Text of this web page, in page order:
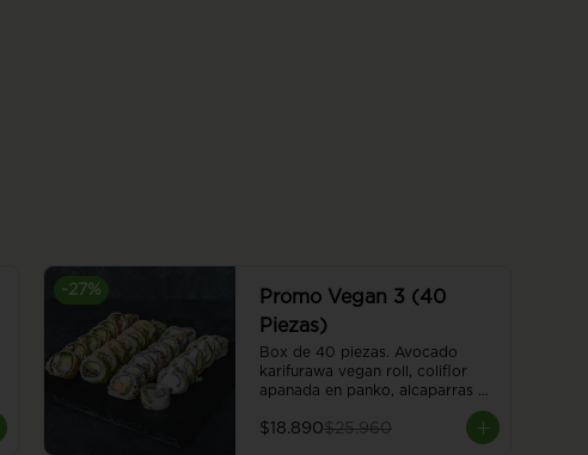
-27%
Promo Vegan 3 (40
Piezas)
Box de 40 piezas. Avocado
karifurawa vegan roll, coliflor
apanada en panko, alcaparras y
queso vegano, envuelto en palta.
Cubierto con salsa acevichada
vegana. Hummus furai vegan roll,
$18.890$25.960